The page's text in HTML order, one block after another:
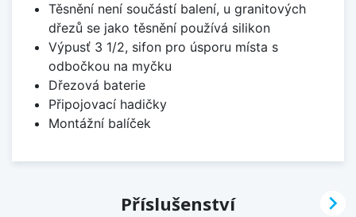
Těsnění není součástí balení, u granitových
dřezů se jako těsnění používá silikon
Výpusť 3 1/2, sifon pro úsporu místa s
odbočkou na myčku
Dřezová baterie
Připojovací hadičky
Montážní balíček
Příslušenství 